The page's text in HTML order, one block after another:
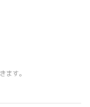
ます。